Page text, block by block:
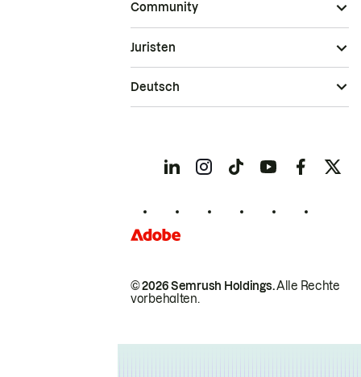
Community
© 2026 Semrush Holdings.Alle Rechte
vorbehalten.
Juristen
Deutsch